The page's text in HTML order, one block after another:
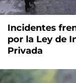
Incidentes
por la Ley de
Privada